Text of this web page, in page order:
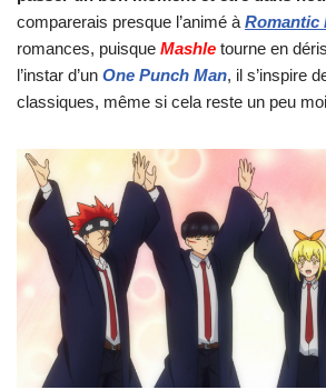
comparerais presque l’animé àRomantic
romances, puisque Mashle tourne en
l’instar d’un One Punch Man, il s’inspire
classiques, même si cela reste un peu